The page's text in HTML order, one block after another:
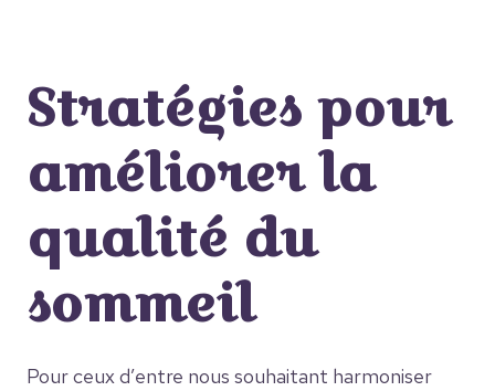
Stratégies pour
améliorer la
qualité du
sommeil
Pour ceux d’entre nous souhaitant harmoniser